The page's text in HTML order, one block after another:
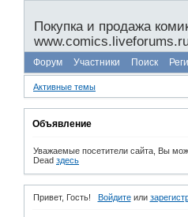
Покупка и продажа
Форум Участники Поиск
Активные темы
Объявление
Уважаемые посетители сайта, Вы
Dead здесь
Привет, Гость! Войдитеили